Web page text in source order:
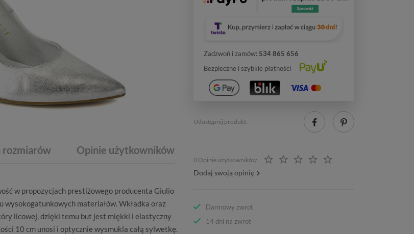
rozmiarów Opinie użytkowników
w propozycjach prestiżowego producenta Giulio
wysokogatunkowych materiałów. Wkładka oraz
licowej, dzięki temu but jest miękki i elastyczny
10 cm unosi i optycznie wysmukla całą sylwetkę.
Zadzwoń i zamów: 534 865 656
Bezpieczne i szybkie płatności
Udostępnij produkt:
0 Opinie użytkowników
Dodaj swoją opinię
Darmowy zwrot
14 dni na zwrot